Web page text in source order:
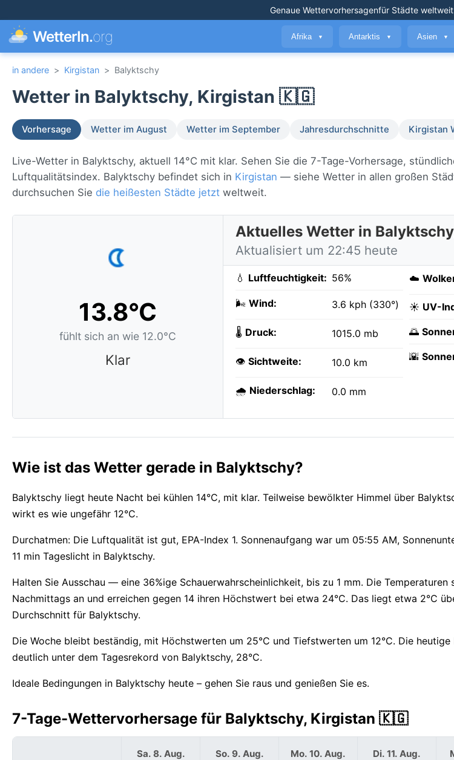
Genaue Wettervorhersagenfür Städte weltweit
WetterIn.org Afrika ▼ Antarktis ▼ Asien ▼
in andere > Kirgistan > Balyktschy
Wetter in Balyktschy, Kirgistan 🇰🇬
Vorhersage Wetter im August Wetter im September Jahresdurchschnitte Kirgistan
Live-Wetter in Balyktschy, aktuell 14°C mit klar. Sehen Sie die 7-Tage-Vorhersage,
Luftqualitätsindex. Balyktschy befindet sich in Kirgistan — siehe Wetter in allen großen
durchsuchen Sie die heißesten Städte jetzt weltweit.
13.8°C
fühlt sich an wie 12.0°C
Klar
Aktuelles Wetter in
Aktualisiert um 22:45 heute
💧 Luftfeuchtigkeit: 56%
🌬️ Wind: 3.6 kph (330°)
🌡️ Druck: 1015.0 mb
👁️ Sichtweite: 10.0 km
🌧️ Niederschlag: 0.0 mm
☁️
☀️ UV-
🌅
🌇
Wie ist das Wetter gerade in Balyktschy?
Balyktschy liegt heute Nacht bei kühlen 14°C, mit klar. Teilweise bewölkter Himmel über
wirkt es wie ungefähr 12°C.
Durchatmen: Die Luftqualität ist gut, EPA-Index 1. Sonnenaufgang war um 05:55 AM,
11 min Tageslicht in Balyktschy.
Halten Sie Ausschau — eine 36%ige Schauerwahrscheinlichkeit, bis zu 1 mm. Die Temperaturen
Nachmittags an und erreichen gegen 14 ihren Höchstwert bei etwa 24°C. Das liegt etwa 2°C
Durchschnitt für Balyktschy.
Die Woche bleibt beständig, mit Höchstwerten um 25°C und Tiefstwerten um 12°C. Die
deutlich unter dem Tagesrekord von Balyktschy, 28°C.
Ideale Bedingungen in Balyktschy heute – gehen Sie raus und genießen Sie es.
7-Tage-Wettervorhersage für Balyktschy, Kirgistan 🇰🇬
Sa. 8. Aug. So. 9. Aug. Mo. 10. Aug. Di. 11. Aug.